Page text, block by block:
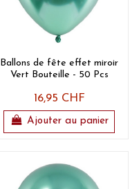
Ballons de fête effet miroir
Vert Bouteille - 50 Pcs
16,95 CHF
Ajouter au panier